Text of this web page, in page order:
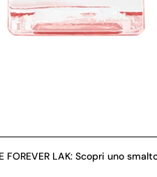
FOREVER LAK: Scopri